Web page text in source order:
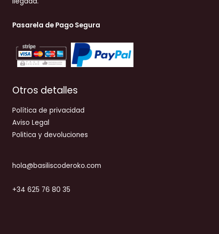
Pasarela de Pago Segura
Otros detalles
Política de privacidad
Aviso Legal
Politica y devoluciones
hola@basiliscoderoko.com
+34 625 76 80 35